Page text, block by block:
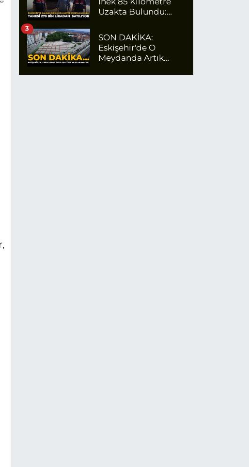
Uzakta Bulundu:
Liradan Satılıyor
SON DAKİKA:
Eskişehir'de O
Meydanda Artık
Yapılamayacak
3